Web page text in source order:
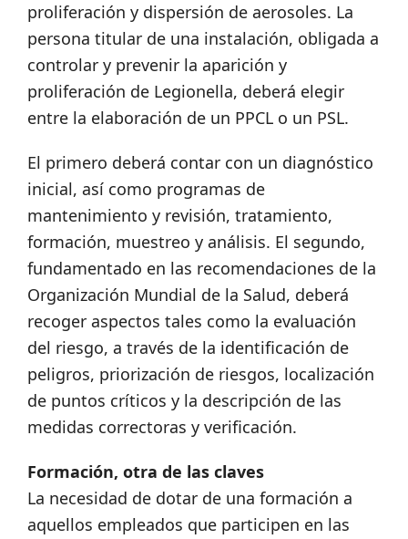
proliferación y dispersión de aerosoles. La
persona titular de una instalación, obligada a
controlar y prevenir la aparición y
proliferación de Legionella, deberá elegir
entre la elaboración de un PPCL o un PSL.
El primero deberá contar con un diagnóstico
inicial, así como programas de
mantenimiento y revisión, tratamiento,
formación, muestreo y análisis. El segundo,
fundamentado en las recomendaciones de la
Organización Mundial de la Salud, deberá
recoger aspectos tales como la evaluación
del riesgo, a través de la identificación de
peligros, priorización de riesgos, localización
de puntos críticos y la descripción de las
medidas correctoras y verificación.
Formación, otra de las claves
La necesidad de dotar de una formación a
aquellos empleados que participen en las